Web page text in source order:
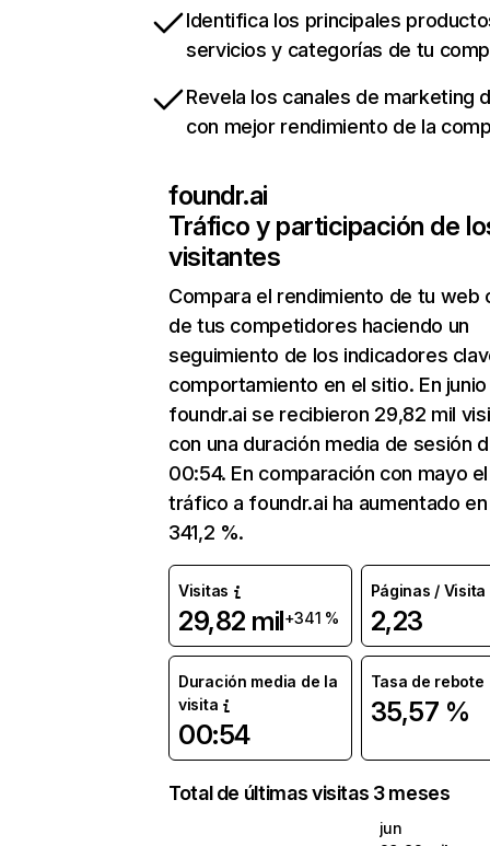
Identifica los principales
servicios y categorías de tu
Revela los canales de marketing
con mejor rendimiento de la
foundr.ai
Tráfico y participación de
visitantes
Compara el rendimiento de tu web
de tus competidores haciendo un
seguimiento de los indicadores
comportamiento en el sitio. En junio
foundr.ai se recibieron 29,82 mil
con una duración media de sesión
00:54. En comparación con mayo el
tráfico a foundr.ai ha aumentado en
341,2 %.
Visitas
29,82 mil+341 %
Páginas / Visita
2,23
Duración media de la
visita
00:54
Tasa de rebote
35,57 %
Total de últimas visitas 3 meses
jun